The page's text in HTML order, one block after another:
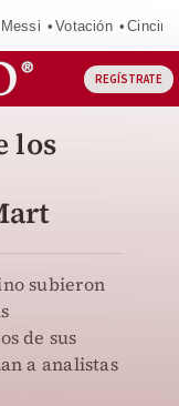
Votación
REGÍSTRATE
los
subieron
de sus
a analistas